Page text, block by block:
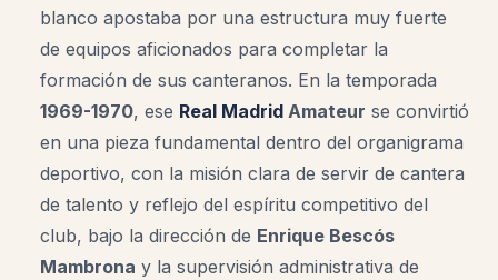
blanco apostaba por una estructura muy fuerte
de equipos aficionados para completar la
formación de sus canteranos. En la temporada
1969-1970, ese Real Madrid Amateur se convirtió
en una pieza fundamental dentro del organigrama
deportivo, con la misión clara de servir de cantera
de talento y reflejo del espíritu competitivo del
club, bajo la dirección de Enrique Bescós
Mambrona y la supervisión administrativa de